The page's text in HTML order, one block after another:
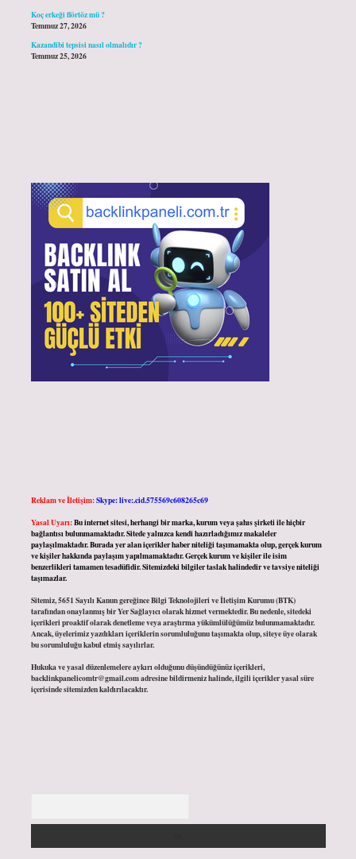
Koç erkeği flörtöz mü ?
Temmuz 27, 2026
Kazandibi tepsisi nasıl olmalıdır ?
Temmuz 25, 2026
Reklam ve İletişim:Skype: live:.cid.575569c608265c69
Yasal Uyarı:Bu internet sitesi, herhangi bir marka, kurum veya şahıs şirketi ile hiçbir
bağlantısı bulunmamaktadır. Sitede yalnızca kendi hazırladığımız makaleler
paylaşılmaktadır. Burada yer alan içerikler haber niteliği taşımamakta olup, gerçek kurum
ve kişiler hakkında paylaşım yapılmamaktadır. Gerçek kurum ve kişiler ile isim
benzerlikleri tamamen tesadüfidir. Sitemizdeki bilgiler taslak halindedir ve tavsiye niteliği
taşımazlar.
Sitemiz, 5651 Sayılı Kanun gereğince Bilgi Teknolojileri ve İletişim Kurumu (BTK)
tarafından onaylanmış bir Yer Sağlayıcı olarak hizmet vermektedir. Bu nedenle, sitedeki
içerikleri proaktif olarak denetleme veya araştırma yükümlülüğümüz bulunmamaktadır.
Ancak, üyelerimiz yazdıkları içeriklerin sorumluluğunu taşımakta olup, siteye üye olarak
bu sorumluluğu kabul etmiş sayılırlar.
Hukuka ve yasal düzenlemelere aykırı olduğunu düşündüğünüz içerikleri,
backlinkpanelicomtr@gmail.comadresine bildirmeniz halinde, ilgili içerikler yasal süre
içerisinde sitemizden kaldırılacaktır.